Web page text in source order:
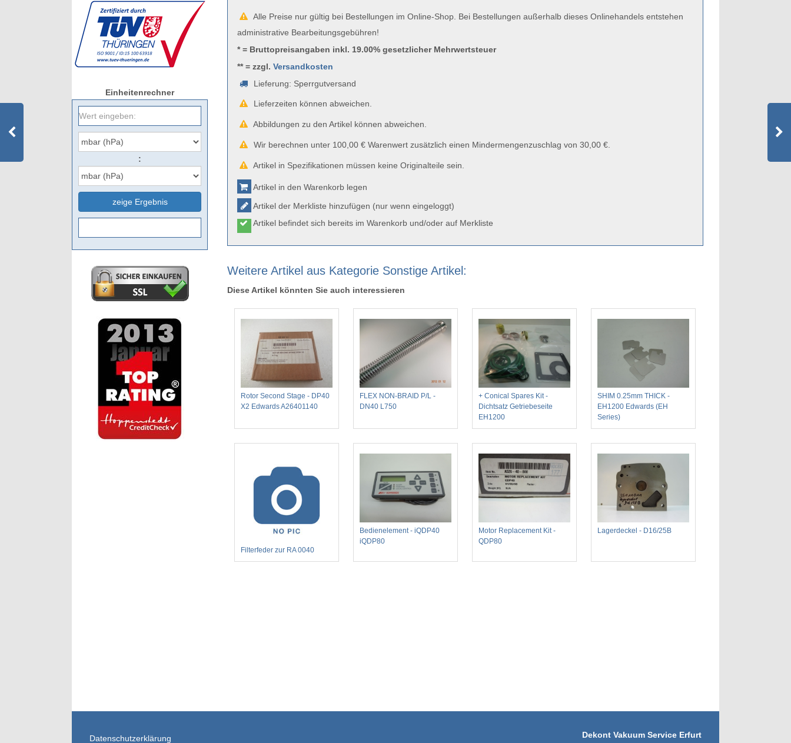
Einheitenrechner
:
zeige Ergebnis
Alle Preise nur gültig bei Bestellungen im Online-Shop. Bei Bestellungen außerhalb dieses Onlinehandels entstehen
administrative Bearbeitungsgebühren!
* = Bruttopreisangaben inkl. 19.00% gesetzlicher Mehrwertsteuer
** = zzgl.Versandkosten
Lieferung: Sperrgutversand
Lieferzeiten können abweichen.
Abbildungen zu den Artikel können abweichen.
Wir berechnen unter 100,00 € Warenwert zusätzlich einen Mindermengenzuschlag von 30,00 €.
Artikel in Spezifikationen müssen keine Originalteile sein.
Artikel in den Warenkorb legen
Artikel der Merkliste hinzufügen (nur wenn eingeloggt)
Artikel befindet sich bereits im Warenkorb und/oder auf Merkliste
Weitere Artikel aus Kategorie Sonstige Artikel:
Diese Artikel könnten Sie auch interessieren
Rotor Second Stage - DP40
X2 Edwards A26401140
FLEX NON-BRAID P/L -
DN40 L750
+ Conical Spares Kit -
Dichtsatz Getriebeseite
EH1200
SHIM 0.25mm THICK -
EH1200 Edwards (EH
Series)
Filterfeder zur RA 0040
Bedienelement - iQDP40
iQDP80
Motor Replacement Kit -
QDP80
Lagerdeckel - D16/25B
Datenschutzerklärung
Dekont Vakuum Service Erfurt